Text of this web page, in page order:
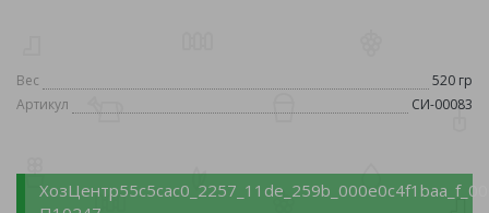
Вес
520 гр
Артикул
СИ-00083
ХозЦентр